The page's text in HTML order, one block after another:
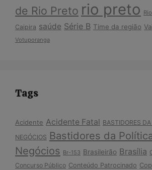
de Rio Preto rio preto
Caipira saúde Série B Time da região
Votuporanga
Tags
Acidente Acidente Fatal BASTIDORES
NEGÓCIOS Bastidores da
Negócios Br-153 Brasileirão Brasília
Concurso Público Conteúdo Patrocinado